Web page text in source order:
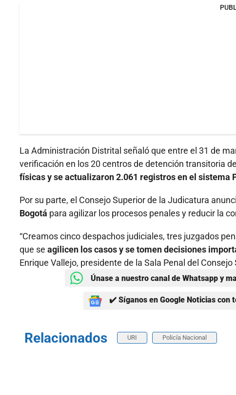
La Administración Distrital señaló que entre el 31 de
verificación en los 20 centros de detención transitoria
físicas y se actualizaron 2.061 registros en el sistema
Por su parte, el Consejo Superior de la Judicatura
Bogotá para agilizar los procesos penales y reducir la
“Creamos cinco despachos judiciales, tres juzgados
que se agilicen los casos y se tomen decisiones
Enrique Vallejo, presidente de la Sala Penal del
Únase a nuestro canal de Whatsapp y
✔️ Síganos en Google Noticias con
Relacionados URI Policía Nacional